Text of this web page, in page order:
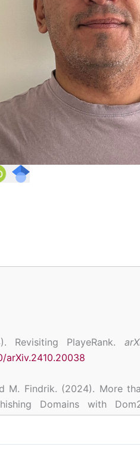
PlayeRank.
arXiv.2410.20038
M. Findrik. (2024). More
Domains with
and Analysis